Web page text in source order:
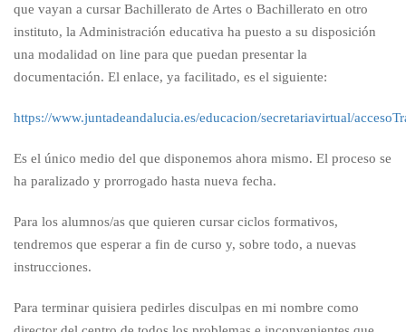
que vayan a cursar Bachillerato de Artes o Bachillerato en otro
instituto, la Administración educativa ha puesto a su disposición
una modalidad on line para que puedan presentar la
documentación. El enlace, ya facilitado, es el siguiente:
https://www.juntadeandalucia.es/educacion/secretariavirtual/
Es el único medio del que disponemos ahora mismo. El proceso se
ha paralizado y prorrogado hasta nueva fecha.
Para los alumnos/as que quieren cursar ciclos formativos,
tendremos que esperar a fin de curso y, sobre todo, a nuevas
instrucciones.
Para terminar quisiera pedirles disculpas en mi nombre como